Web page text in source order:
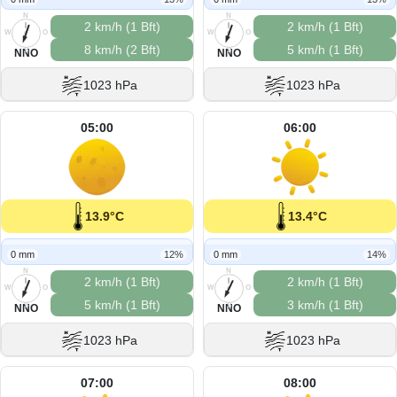
N
O
S
W
NNO
2 km/h (1 Bft)
8 km/h (2 Bft)
1023 hPa
N
O
S
W
NNO
2 km/h (1 Bft)
5 km/h (1 Bft)
1023 hPa
05:00
13.9°C
0 mm 12%
N
O
S
W
NNO
2 km/h (1 Bft)
5 km/h (1 Bft)
1023 hPa
06:00
13.4°C
0 mm 14%
N
O
S
W
NNO
2 km/h (1 Bft)
3 km/h (1 Bft)
1023 hPa
07:00 08:00